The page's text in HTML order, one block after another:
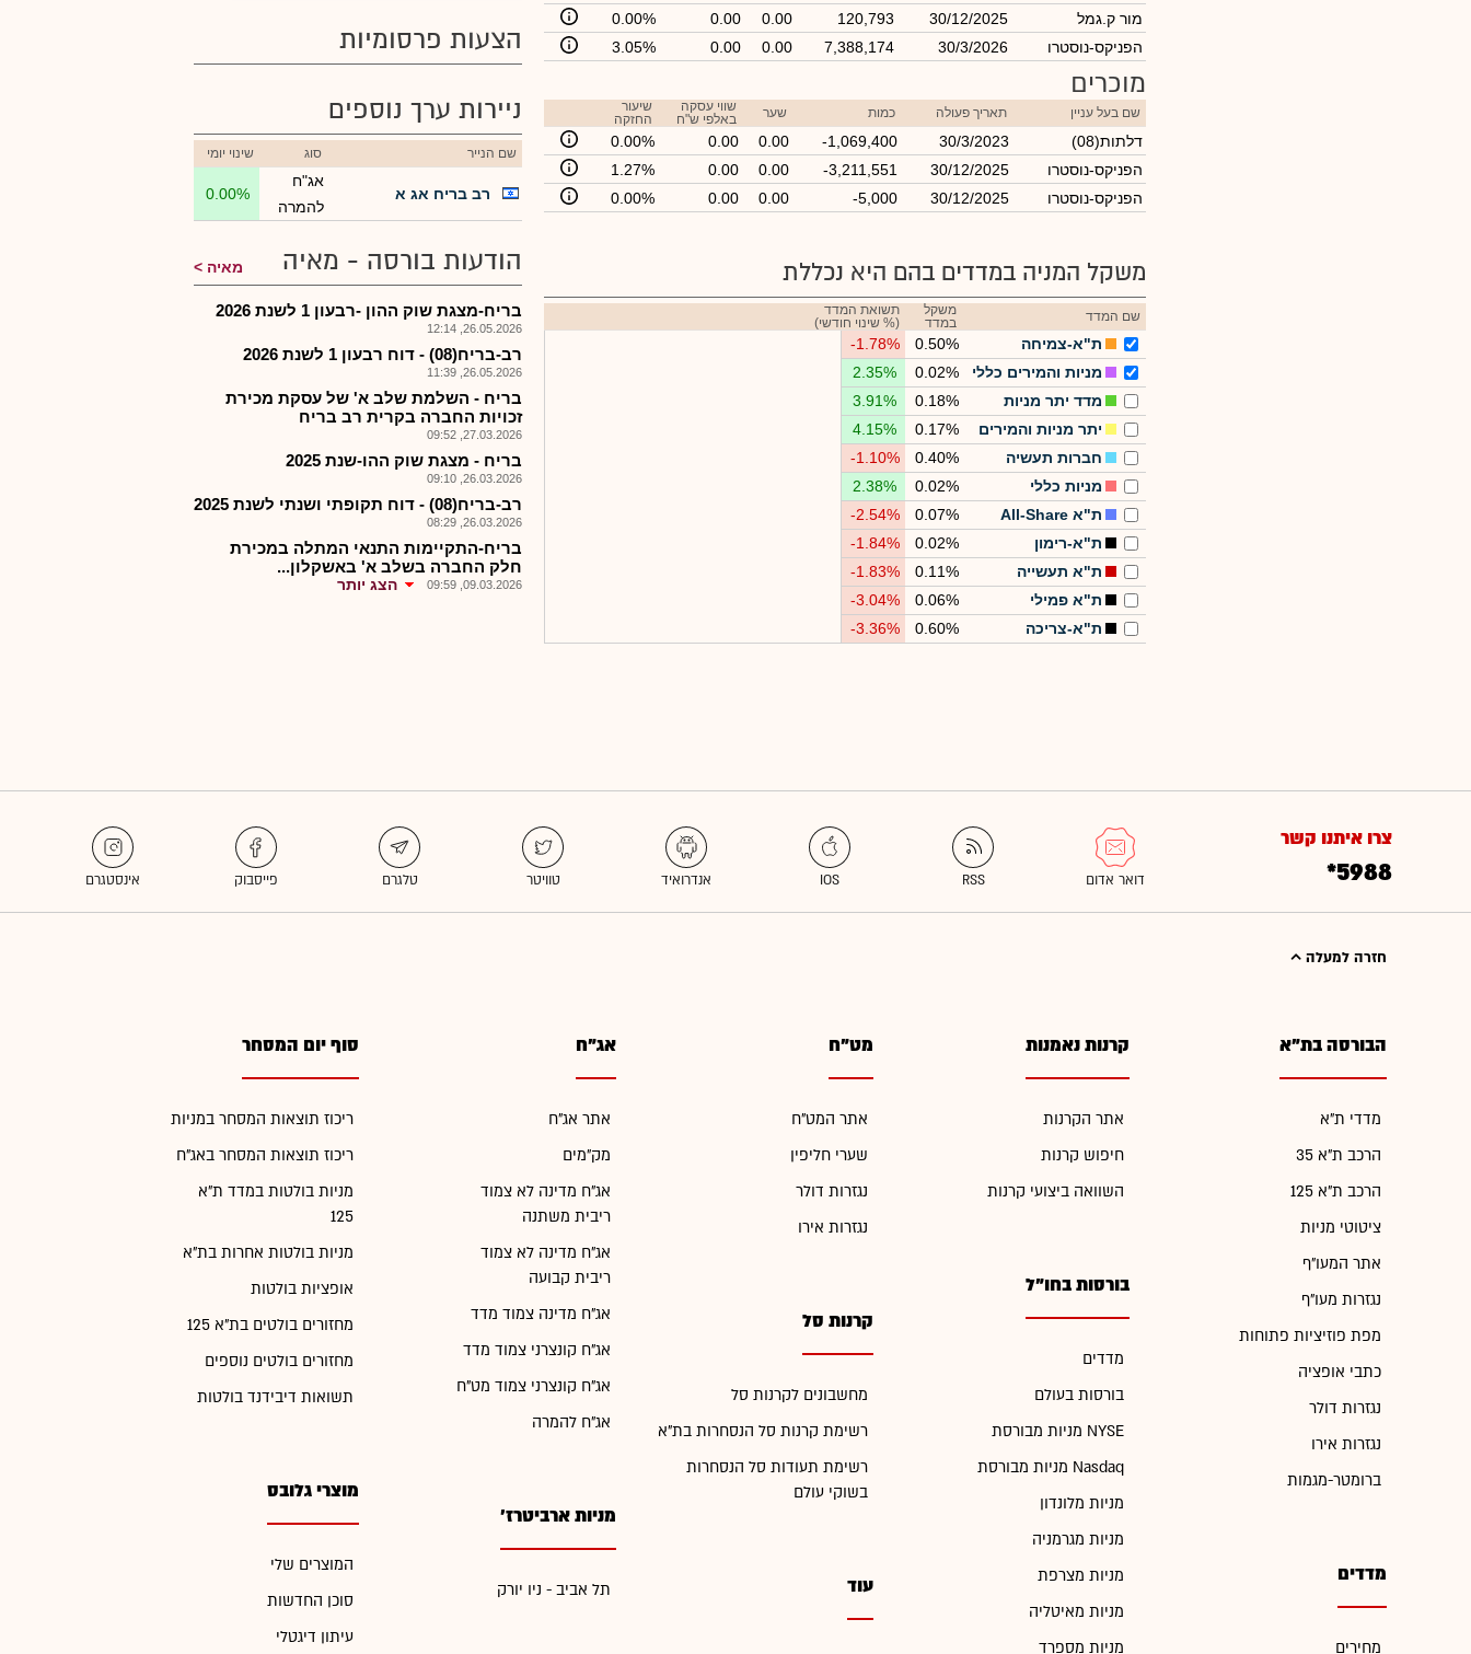
מור ק.גמל
30/12/2025
120,793
0.00
0.00
0.00%
הפניקס-נוסטרו
30/3/2026
7,388,174
0.00
0.00
3.05%
מוכרים
שם בעל עניין תאריך פעולה כמות שער
שווי עסקה
באלפי ש"ח
שיעור
החזקה
(דלתות(08 30/3/2023
-1,069,400
0.00
0.00
0.00%
הפניקס-נוסטרו
30/12/2025
-3,211,551
0.00
0.00
1.27%
הפניקס-נוסטרו
30/12/2025
-5,000
0.00
0.00
0.00%
משקל המניה במדדים בהם היא נכללת
שם המדד
משקל
במדד
תשואת המדד
(% שינוי חודשי)
ת"א-צמיחה 0.50%
-1.78%
מניות והמירים כללי
0.02%
2.35%
מדד יתר מניות
0.18%
3.91%
יתר מניות והמירים
0.17%
4.15%
חברות תעשיה
0.40%
-1.10%
מניות כללי
0.02%
2.38%
ת"א All-Share
0.07%
-2.54%
ת"א-רימון
0.02%
-1.84%
ת"א תעשייה
0.11%
-1.83%
ת"א פמילי
0.06%
-3.04%
ת"א-צריכה
0.60%
-3.36%
הצעות פרסומיות
ניירות ערך נוספים
שם הנייר סוג שינוי יומי
רב בריח אג א
אג"ח
להמרה
0.00%
הודעות בורסה - מאיה מאיה
בריח-מצגת שוק ההון -רבעון 1 לשנת 2026
26.05.2026, 12:14
רב-בריח(08) - דוח רבעון 1 לשנת 2026
26.05.2026, 11:39
בריח - השלמת שלב א' של עסקת מכירת
זכויות החברה בקרית רב בריח
27.03.2026, 09:52
בריח - מצגת שוק ההו-שנת 2025
26.03.2026, 09:10
רב-בריח(08) - דוח תקופתי ושנתי לשנת 2025
26.03.2026, 08:29
בריח-התקיימות התנאי המתלה במכירת
חלק החברה בשלב א' באשקלון...
09.03.2026, 09:59 הצג יותר
צרו איתנו קשר
*5988
חזרה למעלה
הבורסה בת"א
מדדי ת"א
הרכב ת"א 35
הרכב ת"א 125
ציטוטי מניות
אתר המעו"ף
נגזרות מעו"ף
מפת פוזיציות פתוחות
כתבי אופציה
נגזרות דולר
נגזרות אירו
ברומטר-מגמות
מדדים
מחירים
קרנות נאמנות
אתר הקרנות
חיפוש קרנות
השוואה ביצועי קרנות
בורסות בחו"ל
מדדים
בורסות בעולם
מניות מבורסת NYSE
מניות מבורסת Nasdaq
מניות מלונדון
מניות מגרמניה
מניות מצרפת
מניות מאיטליה
מניות מספרד
מט"ח
אתר המט"ח
שערי חליפין
נגזרות דולר
נגזרות אירו
קרנות סל
מחשבונים לקרנות סל
רשימת קרנות סל הנסחרות בת"א
רשימת תעודות סל הנסחרות
בשוקי עולם
עוד
אג"ח
אתר אג"ח
מק"מים
אג"ח מדינה לא צמוד
ריבית משתנה
אג"ח מדינה לא צמוד
ריבית קבועה
אג"ח מדינה צמוד מדד
אג"ח קונצרני צמוד מדד
אג"ח קונצרני צמוד מט"ח
אג"ח להמרה
מניות ארביטרז'
תל אביב - ניו יורק
סוף יום המסחר
ריכוז תוצאות המסחר במניות
ריכוז תוצאות המסחר באג"ח
מניות בולטות במדד ת"א
125
מניות בולטות אחרות בת"א
אופציות בולטות
מחזורים בולטים בת"א 125
מחזורים בולטים נוספים
תשואות דיבידנד בולטות
מוצרי גלובס
המוצרים שלי
סוכן החדשות
עיתון דיגטלי